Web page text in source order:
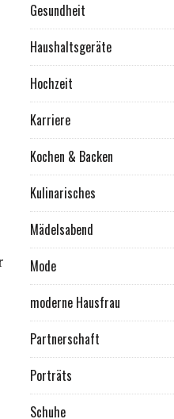
Gesundheit
Haushaltsgeräte
Hochzeit
Karriere
Kochen & Backen
Kulinarisches
Mädelsabend
Mode
moderne Hausfrau
Partnerschaft
Porträts
Schuhe